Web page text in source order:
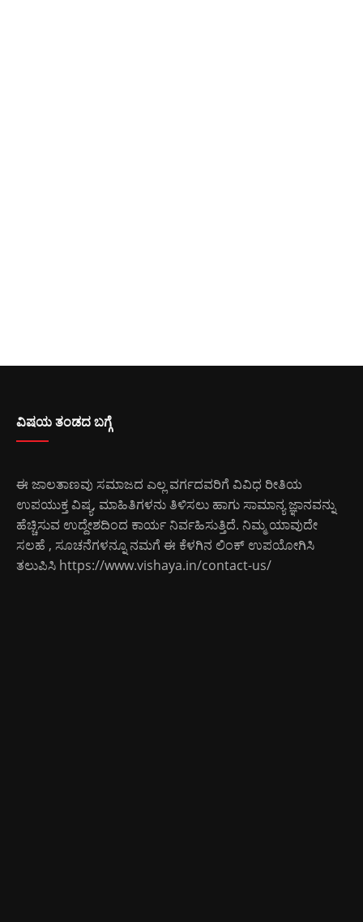
ವಿಷಯ ತಂಡದ ಬಗ್ಗೆ
ಈ ಜಾಲತಾಣವು ಸಮಾಜದ ಎಲ್ಲ ವರ್ಗದವರಿಗೆ ವಿವಿಧ ರೀತಿಯ
ಉಪಯುಕ್ತ ವಿಷ್ಯ, ಮಾಹಿತಿಗಳನು ತಿಳಿಸಲು ಹಾಗು ಸಾಮಾನ್ಯ ಜ್ಞಾನವನ್ನು
ಹೆಚ್ಚಿಸುವ ಉದ್ದೇಶದಿಂದ ಕಾರ್ಯ ನಿರ್ವಹಿಸುತ್ತಿದೆ. ನಿಮ್ಮ ಯಾವುದೇ
ಸಲಹೆ , ಸೂಚನೆಗಳನ್ನೂ ನಮಗೆ ಈ ಕೆಳಗಿನ ಲಿಂಕ್ ಉಪಯೋಗಿಸಿ
ತಲುಪಿಸಿ https://www.vishaya.in/contact-us/